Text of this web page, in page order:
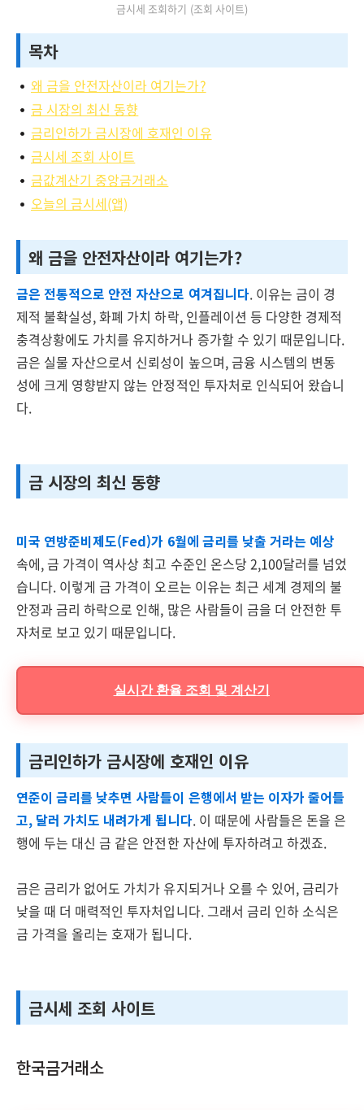
금시세 조회하기 (조회 사이트)
목차
왜 금을 안전자산이라 여기는가?
금 시장의 최신 동향
금리인하가 금시장에 호재인 이유
금시세 조회 사이트
금값계산기 중앙금거래소
오늘의 금시세(앱)
왜 금을 안전자산이라 여기는가?
금은 전통적으로 안전 자산으로 여겨집니다. 이유는 금이 경
제적 불확실성, 화폐 가치 하락, 인플레이션 등 다양한 경제적
충격상황에도 가치를 유지하거나 증가할 수 있기 때문입니다.
금은 실물 자산으로서 신뢰성이 높으며, 금융 시스템의 변동
성에 크게 영향받지 않는 안정적인 투자처로 인식되어 왔습니
다.
금 시장의 최신 동향
미국 연방준비제도(Fed)가 6월에 금리를 낮출 거라는 예상
속에, 금 가격이 역사상 최고 수준인 온스당 2,100달러를 넘었
습니다. 이렇게 금 가격이 오르는 이유는 최근 세계 경제의 불
안정과 금리 하락으로 인해, 많은 사람들이 금을 더 안전한 투
자처로 보고 있기 때문입니다.
실시간 환율 조회 및 계산기
금리인하가 금시장에 호재인 이유
연준이 금리를 낮추면 사람들이 은행에서 받는 이자가 줄어들
고, 달러 가치도 내려가게 됩니다. 이 때문에 사람들은 돈을 은
행에 두는 대신 금 같은 안전한 자산에 투자하려고 하겠죠.
금은 금리가 없어도 가치가 유지되거나 오를 수 있어, 금리가
낮을 때 더 매력적인 투자처입니다. 그래서 금리 인하 소식은
금 가격을 올리는 호재가 됩니다.
금시세 조회 사이트
한국금거래소